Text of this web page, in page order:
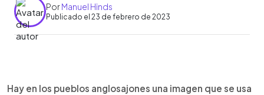
PorManuel Hinds
Publicado el 23 de febrero de 2023
► Escuchar artículo
Hay en los pueblos anglosajones una imagen que se usa